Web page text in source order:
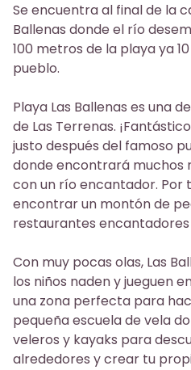
Se encuentra al final de la
Ballenas donde el río
100 metros de la playa ya
pueblo.
Playa Las Ballenas es una
de Las Terrenas.
justo después del famoso
donde encontrará muchos
con un río encantador. Por
encontrar un montón de
restaurantes
Con muy pocas olas, Las
los niños naden y jueguen
una zona perfecta para
pequeña escuela de vela
veleros y kayaks para
alrededores y crear tu